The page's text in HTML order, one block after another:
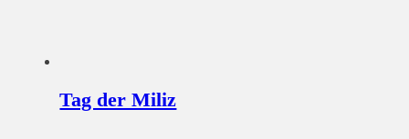
Tag der Miliz